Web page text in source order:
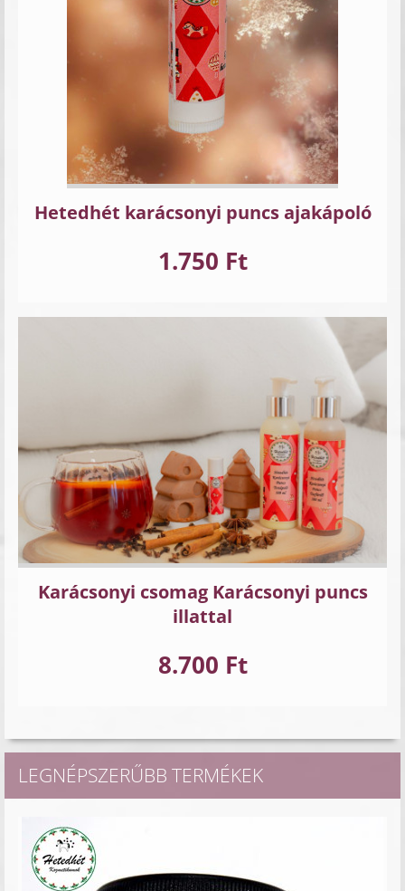
Hetedhét karácsonyi puncs ajakápoló
1.750 Ft
Karácsonyi csomag Karácsonyi puncs
illattal
8.700 Ft
LEGNÉPSZERŰBB TERMÉKEK